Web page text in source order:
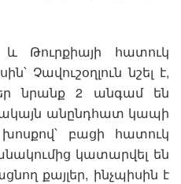
Թուրքիայի հատուկ
Չավուշօղլուն նշել է,
նրանք 2 անգամ են
անընդհատ կապի
խոսքով՝ բացի հատուկ
կատարվել են
քայլեր, ինչպիսին է